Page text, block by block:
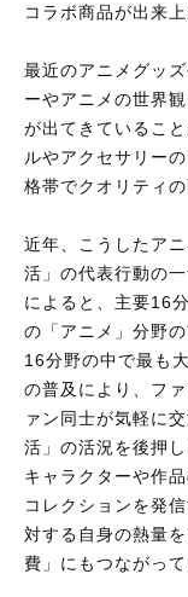
コラボ商品が出来上
最近のアニメグッ
ーやアニメの世界
が出てきているこ
ルやアクセサリー
格帯でクオリティ
近年、こうしたア
活」の代表行動の
によると、主要16
の「アニメ」分野
16分野の中で最も
の普及により、フ
ァン同士が気軽に
活」の活況を後押
キャラクターや作
コレクションを発
対する自身の熱量
費」にもつながっ